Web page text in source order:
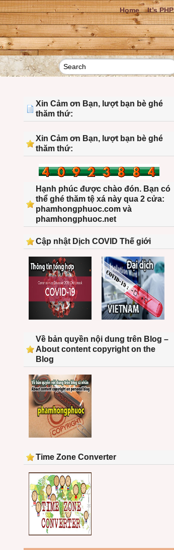
Home It’s PHP
Xin Cảm ơn Bạn, lượt bạn bè ghé
thăm thứ:
Xin Cảm ơn Bạn, lượt bạn bè ghé
thăm thứ:
Hạnh phúc được chào đón. Bạn có
thể ghé thăm tệ xá này qua 2 cửa:
phamhongphuoc.com và
phamhongphuoc.net
Cập nhật Dịch COVID Thế giới
Về bản quyền nội dung trên Blog –
About content copyright on the
Blog
Time Zone Converter